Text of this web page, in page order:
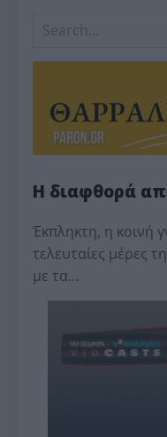
Η διαφθορά
Έκπληκτη, η κοινή
τελευταίες μέρες
με τα…